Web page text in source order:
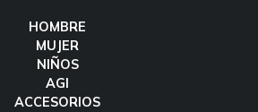
HOMBRE
MUJER
NIÑOS
AGI
ACCESORIOS